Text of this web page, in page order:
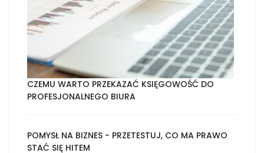
CZEMU WARTO PRZEKAZAĆ KSIĘGOWOŚĆ DO
PROFESJONALNEGO BIURA
POMYSŁ NA BIZNES - PRZETESTUJ, CO MA PRAWO
STAĆ SIĘ HITEM